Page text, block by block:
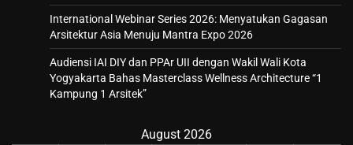
International Webinar Series 2026: Menyatukan Gagasan
Arsitektur Asia Menuju Mantra Expo 2026
Audiensi IAI DIY dan PPAr UII dengan Wakil Wali Kota
Yogyakarta Bahas Masterclass Wellness Architecture “1
Kampung 1 Arsitek”
August 2026